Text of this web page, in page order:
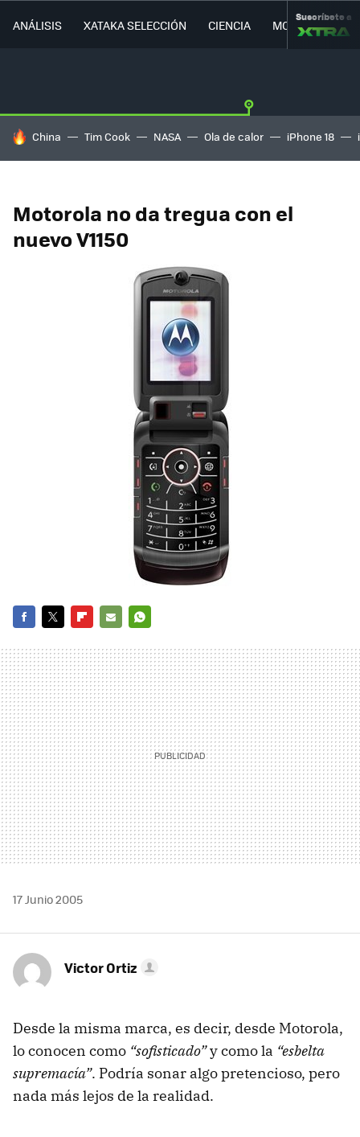
ANÁLISIS XATAKA SELECCIÓN CIENCIA MOVILIDAD
Suscríbete a
HOY SE HABLA DE
China Tim Cook NASA Ola de calor iPhone 18
Motorola no da tregua con el
nuevo V1150
MAIL
17 Junio 2005
Victor Ortiz
Desde la misma marca, es decir, desde Motorola,
lo conocen como “sofisticado”y como la “esbelta
supremacía”. Podría sonar algo pretencioso, pero
nada más lejos de la realidad.